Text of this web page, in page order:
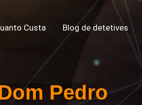
Custa Blog de detetives
Pedro